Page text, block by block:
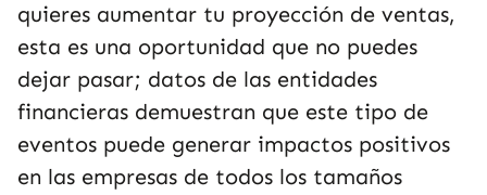
quieres aumentar tu proyección de ventas,
esta es una oportunidad que no puedes
dejar pasar; datos de las entidades
financieras demuestran que este tipo de
eventos puede generar impactos positivos
en las empresas de todos los tamaños